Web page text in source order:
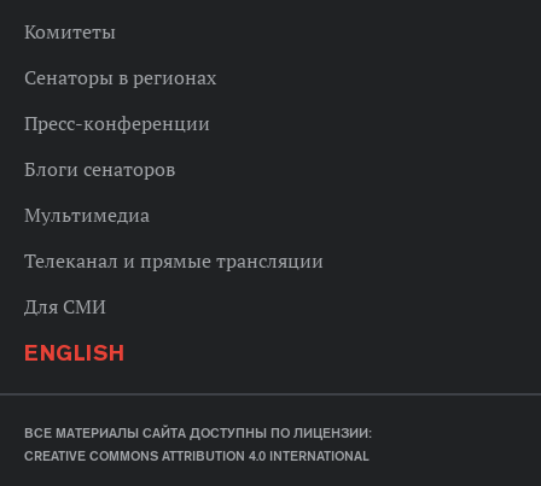
Комитеты
Сенаторы в регионах
Пресс-конференции
Блоги сенаторов
Мультимедиа
Телеканал и прямые трансляции
Для СМИ
ENGLISH
ВСЕ МАТЕРИАЛЫ САЙТА ДОСТУПНЫ ПО ЛИЦЕНЗИИ:
CREATIVE COMMONS ATTRIBUTION 4.0 INTERNATIONAL